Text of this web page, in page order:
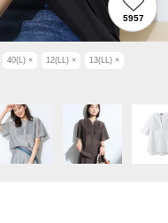
40(L) × 12(LL) × 13(LL) ×
5957